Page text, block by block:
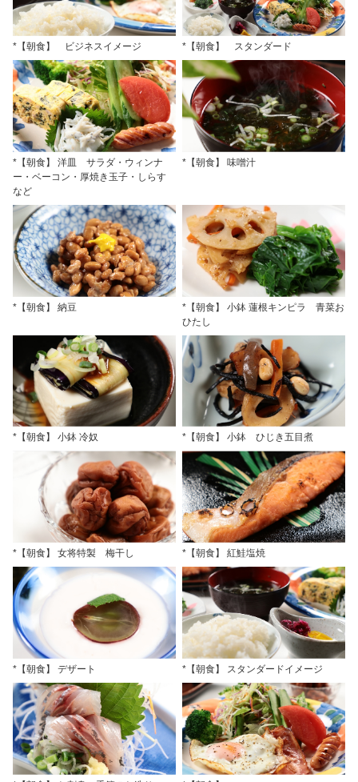
*【朝食】 ビジネスイメージ *【朝食】 スタンダード
*【朝食】 洋皿 サラダ・ウィンナ
ー・ベーコン・厚焼き玉子・しらす
など
*【朝食】 味噌汁
*【朝食】 納豆
*【朝食】 小鉢 蓮根キンピラ 青菜お
ひたし
*【朝食】 小鉢 冷奴 *【朝食】 小鉢 ひじき五目煮
*【朝食】 女将特製 梅干し *【朝食】 紅鮭塩焼
*【朝食】 デザート *【朝食】 スタンダードイメージ